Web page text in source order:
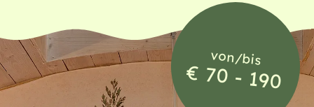
von/bis
€ 70 - 190